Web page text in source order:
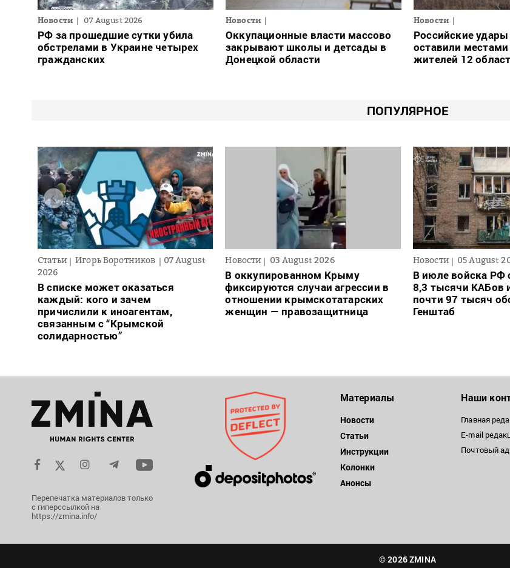
Новости 07 August 2026
РФ за прошедшие сутки убила
обстрелами в Украине четырех
гражданских
Новости
Оккупационные власти массово
закрывают школы и детсады в
Донецкой области
Новости
Российские
оставили местами
жителей 12
ПОПУЛЯРНОЕ
Статьи Игорь Воротников
07 August
2026
В списке может оказаться
каждый: кого и зачем
причислили к иноагентам,
связанным с “Крымской
солидарностью”
Новости 03 August 2026
В оккупированном Крыму
фиксируются случаи агрессии в
отношении крымскотатарских
женщин — правозащитница
Новости 05 August
В июле войска РФ
8,3 тысячи КАБов
почти 97 тысяч
Генштаб
Перепечатка материалов только
с гиперссылкой на
https://zmina.info/
Материалы
Новости
Статьи
Инструкции
Колонки
Анонсы
Наши
Главная
E-mail
Почтовый
© 2026 ZMINA